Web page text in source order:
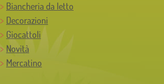
Biancheria da letto
Decorazioni
Giocattoli
Novità
Mercatino